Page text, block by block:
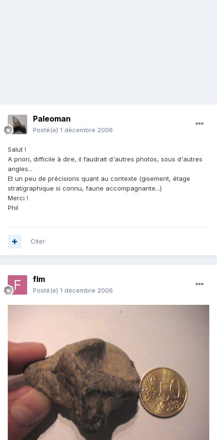
Paleoman
Posté(e) 1 décembre 2006
Salut !
A priori, difficile à dire, il faudrait d'autres photos, sous d'autres
angles...
Et un peu de précisions quant au contexte (gisement, étage
stratigraphique si connu, faune accompagnante...)
Merci !
Phil
Citer
flm
Posté(e) 1 décembre 2006